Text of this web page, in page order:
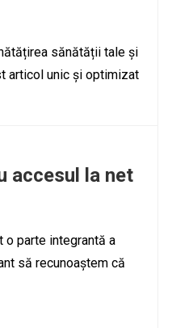
sănătății tale și
articol unic și optimizat
accesul la net
o parte integrantă a
să recunoaștem că